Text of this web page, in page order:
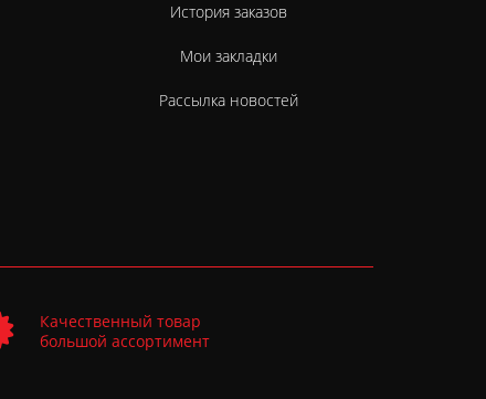
История заказов
Мои закладки
Рассылка новостей
Качественный товар
большой ассортимент